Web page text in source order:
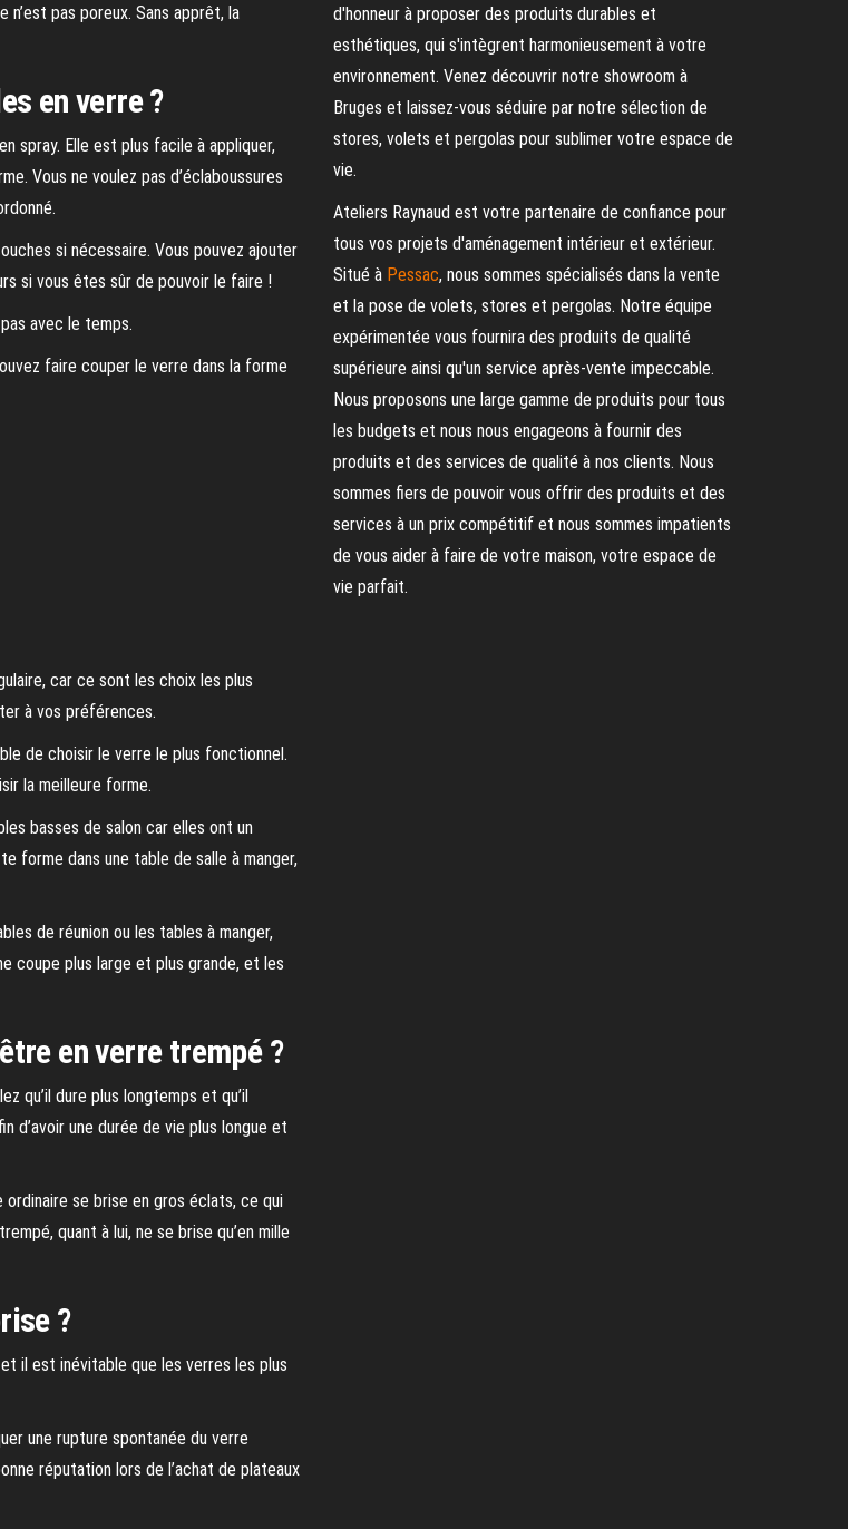
pas poreux. Sans apprêt, la
en verre ?
spray. Elle est plus facile à appliquer,
Vous ne voulez pas d’éclaboussures
si nécessaire. Vous pouvez ajouter
si vous êtes sûr de pouvoir le faire !
avec le temps.
faire couper le verre dans la forme
car ce sont les choix les plus
à vos préférences.
de choisir le verre le plus fonctionnel.
la meilleure forme.
basses de salon car elles ont un
forme dans une table de salle à manger,
de réunion ou les tables à manger,
coupe plus large et plus grande, et les
en verre trempé ?
qu’il dure plus longtemps et qu’il
une durée de vie plus longue et
se brise en gros éclats, ce qui
quant à lui, ne se brise qu’en mille
?
il est inévitable que les verres les plus
une rupture spontanée du verre
réputation lors de l’achat de plateaux
d'honneur à proposer des produits durables et
esthétiques, qui s'intègrent harmonieusement à votre
environnement. Venez découvrir notre showroom à
Bruges et laissez-vous séduire par notre sélection de
stores, volets et pergolas pour sublimer votre espace de
vie.
Ateliers Raynaud est votre partenaire de confiance pour
tous vos projets d'aménagement intérieur et extérieur.
Situé à Pessac, nous sommes spécialisés dans la vente
et la pose de volets, stores et pergolas. Notre équipe
expérimentée vous fournira des produits de qualité
supérieure ainsi qu'un service après-vente impeccable.
Nous proposons une large gamme de produits pour tous
les budgets et nous nous engageons à fournir des
produits et des services de qualité à nos clients. Nous
sommes fiers de pouvoir vous offrir des produits et des
services à un prix compétitif et nous sommes impatients
de vous aider à faire de votre maison, votre espace de
vie parfait.